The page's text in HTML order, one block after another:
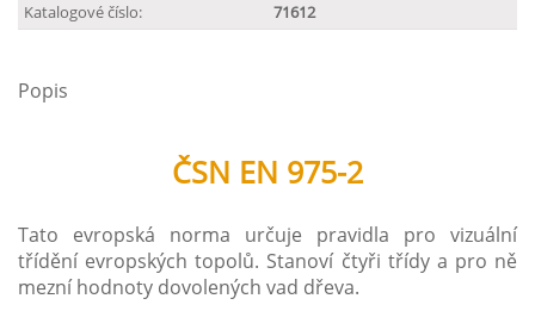
Katalogové číslo:
71612
Popis
ČSN EN 975-2
Tato evropská norma určuje pravidla pro vizuální
třídění evropských topolů. Stanoví čtyři třídy a pro ně
mezní hodnoty dovolených vad dřeva.